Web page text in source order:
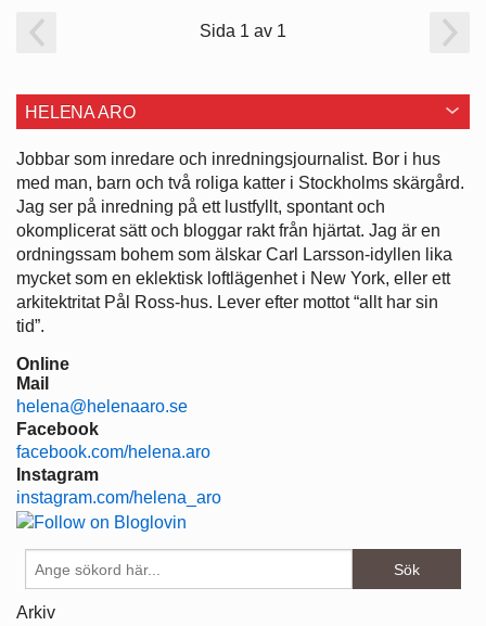
Sida 1 av 1
HELENA ARO
Jobbar som inredare och ­inredningsjournalist. Bor i hus
med man, barn och två roliga katter i ­Stockholms skärgård.
Jag ser på ­inredning på ett lustfyllt, spontant och
okomplicerat sätt och bloggar rakt från hjärtat. Jag är en
ordningssam bohem som älskar Carl Larsson-idyllen lika
mycket som en eklektisk loftlägenhet i New York, eller ett
arkitektritat Pål Ross-hus. Lever efter mottot “allt har sin
tid”.
Online
Mail
helena@helenaaro.se
Facebook
facebook.com/helena.aro
Instagram
instagram.com/helena_aro
Arkiv